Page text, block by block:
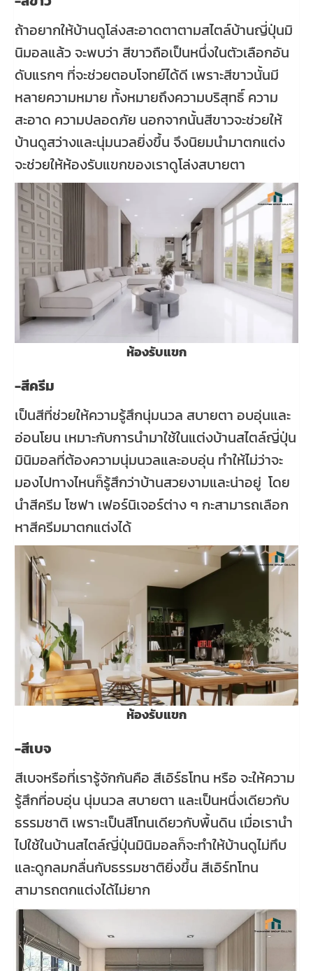
ถ้าอยากให้บ้านดูโล่งสะอาดตาตามสไตล์บ้านญี่ปุ่นมิ
นิมอลแล้ว จะพบว่า สีขาวถือเป็นหนึ่งในตัวเลือกอัน
ดับแรกๆ ที่จะช่วยตอบโจทย์ได้ดี เพราะสีขาวนั้นมี
หลายความหมาย ทั้งหมายถึงความบริสุทธิ์ ความ
สะอาด ความปลอดภัย นอกจากนั้นสีขาวจะช่วยให้
บ้านดูสว่างและนุ่มนวลยิ่งขึ้น จึงนิยมนำมาตกแต่ง
จะช่วยให้ห้องรับแขกของเราดูโล่งสบายตา
ห้องรับแขก
-สีครีม
เป็นสีที่ช่วยให้ความรู้สึกนุ่มนวล สบายตา อบอุ่นและ
อ่อนโยน เหมาะกับการนำมาใช้ในแต่งบ้านสไตล์ญี่ปุ่น
มินิมอลที่ต้องความนุ่มนวลและอบอุ่น ทำให้ไม่ว่าจะ
มองไปทางไหนก็รู้สึกว่าบ้านสวยงามและน่าอยู่ โดย
นำสีครีม โซฟา เฟอร์นิเจอร์ต่าง ๆ กะสามารถเลือก
หาสีครีมมาตกแต่งได้
ห้องรับแขก
-สีเบจ
สีเบจหรือที่เรารู้จักกันคือ สีเอิร์ธโทน หรือ จะให้ความ
รู้สึกที่อบอุ่น นุ่มนวล สบายตา และเป็นหนึ่งเดียวกับ
ธรรมชาติ เพราะเป็นสีโทนเดียวกับพื้นดิน เมื่อเรานำ
ไปใช้ในบ้านสไตล์ญี่ปุ่นมินิมอลก็จะทำให้บ้านดูไม่ทึบ
และดูกลมกลื่นกับธรรมชาติยิ่งขึ้น สีเอิร์ทโทน
สามารถตกแต่งได้ไม่ยาก